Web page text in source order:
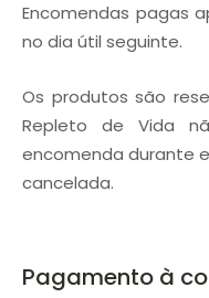
Encomendas pagas
no dia útil seguinte.
Os produtos são
Repleto de Vida
encomenda durante
cancelada.
Pagamento à